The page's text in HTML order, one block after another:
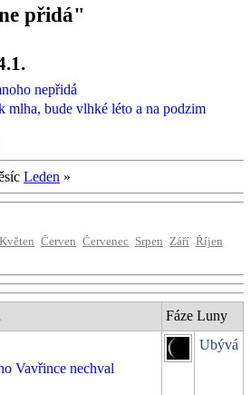
přidá"
nepřidá
mlha, bude vlhké léto a na podzim
Leden »
Květen Červen Červenec Srpen Září Říjen
Fáze Luny
Vavřince nechval
Ubývá